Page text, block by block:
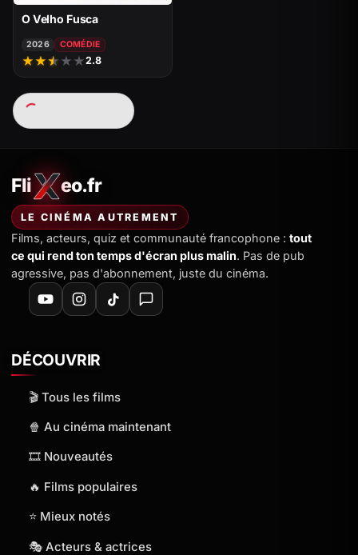
O Velho Fusca
2026 COMÉDIE
★★★ ★ ★2.8
Fli eo.fr
FliXeo.fr
—
Accueil
LE CINÉMA AUTREMENT
Films, acteurs, quiz et communauté francophone : tout
ce qui rend ton temps d'écran plus malin. Pas de pub
agressive, pas d'abonnement, juste du cinéma.
DÉCOUVRIR
🎬 Tous les films
🍿 Au cinéma maintenant
🎞️ Nouveautés
🔥 Films populaires
⭐ Mieux notés
🎭 Acteurs & actrices